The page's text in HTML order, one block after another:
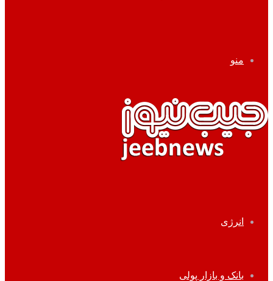
منو
انرژی
بانک و بازار پولی